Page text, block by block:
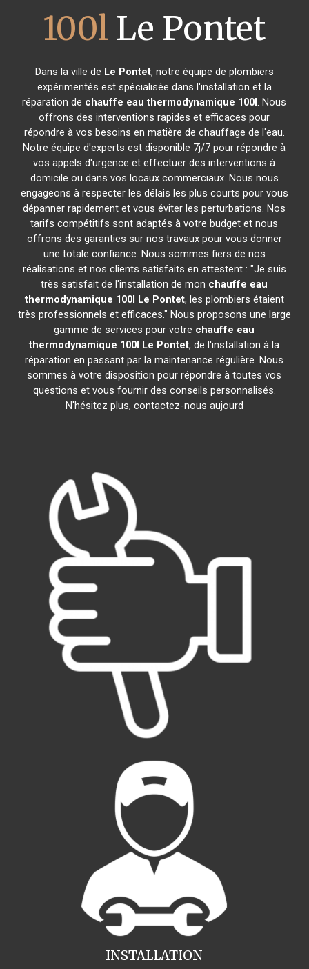
100l Le Pontet
Dans la ville de Le Pontet, notre équipe de plombiers
expérimentés est spécialisée dans l'installation et la
réparation de chauffe eau thermodynamique 100l. Nous
offrons des interventions rapides et efficaces pour
répondre à vos besoins en matière de chauffage de l'eau.
Notre équipe d'experts est disponible 7j/7 pour répondre à
vos appels d'urgence et effectuer des interventions à
domicile ou dans vos locaux commerciaux. Nous nous
engageons à respecter les délais les plus courts pour vous
dépanner rapidement et vous éviter les perturbations. Nos
tarifs compétitifs sont adaptés à votre budget et nous
offrons des garanties sur nos travaux pour vous donner
une totale confiance. Nous sommes fiers de nos
réalisations et nos clients satisfaits en attestent : "Je suis
très satisfait de l'installation de mon chauffe eau
thermodynamique 100l Le Pontet, les plombiers étaient
très professionnels et efficaces." Nous proposons une large
gamme de services pour votre chauffe eau
thermodynamique 100l Le Pontet, de l'installation à la
réparation en passant par la maintenance régulière. Nous
sommes à votre disposition pour répondre à toutes vos
questions et vous fournir des conseils personnalisés.
N'hésitez plus, contactez-nous aujourd
INSTALLATION